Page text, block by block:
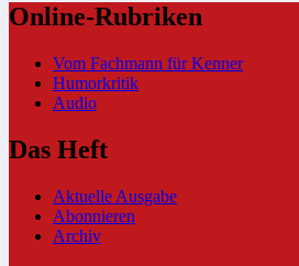
Online-Rubriken
Vom Fachmann für Kenner
Humorkritik
Audio
Das Heft
Aktuelle Ausgabe
Abonnieren
Archiv